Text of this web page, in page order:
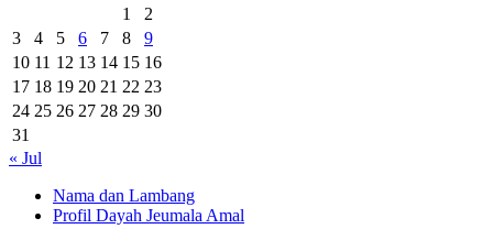
1
2
3
4 5 6 7 8
9
10 11 12 13 14 15 16
17 18 19 20 21 22 23
24 25 26 27 28 29 30
31
« Jul
Nama dan Lambang
Profil Dayah Jeumala Amal